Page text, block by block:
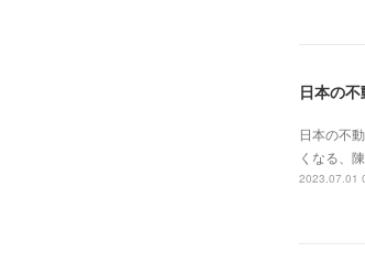
日本の
日本の不
くなる、
2023.07.01